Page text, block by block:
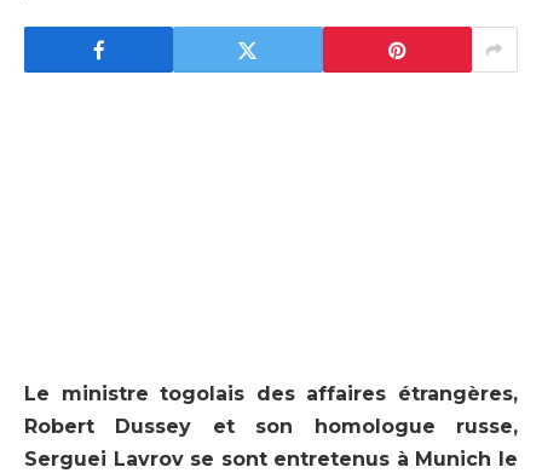
Le ministre togolais des affaires étrangères,
Robert Dussey et son homologue russe,
Serguei Lavrov se sont entretenus à Munich le